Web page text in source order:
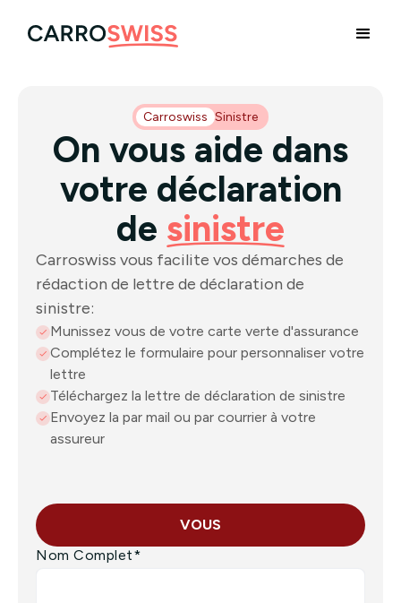
Carroswiss Sinistre
On vous aide dans
votre déclaration
de sinistre
Carroswiss vous facilite vos démarches de
rédaction de lettre de déclaration de
sinistre:
Munissez vous de votre carte verte d'assurance
Complétez le formulaire pour personnaliser votre
lettre
Téléchargez la lettre de déclaration de sinistre
Envoyez la par mail ou par courrier à votre
assureur
VOUS
Nom Complet*